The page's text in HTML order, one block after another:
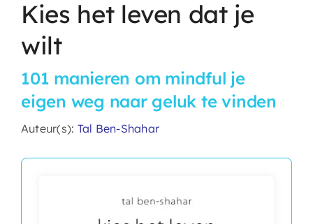
Boeken
Auteurs
Contact
Search
Kies het leven dat je
wilt
101 manieren om mindful je
eigen weg naar geluk te vinden
Auteur(s): Tal Ben-Shahar